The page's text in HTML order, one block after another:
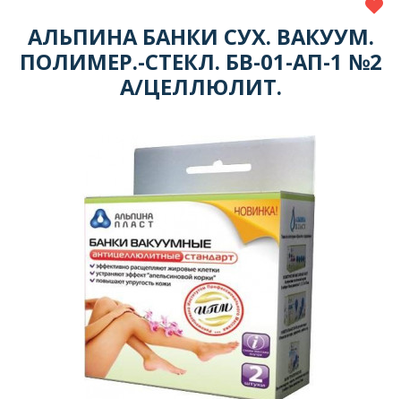
АЛЬПИНА БАНКИ СУХ. ВАКУУМ.
ПОЛИМЕР.-СТЕКЛ. БВ-01-АП-1 №2
А/ЦЕЛЛЮЛИТ.